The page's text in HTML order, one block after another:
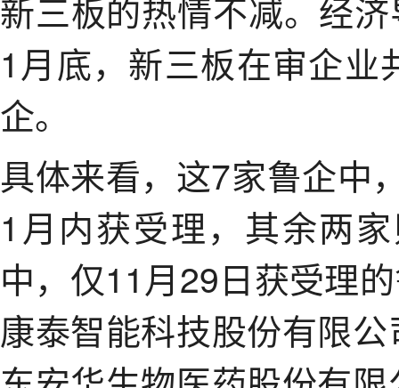
新三板的热情不减。经
1月底，新三板在审企
企。
具体来看，这7家鲁企中
1月内获受理，其余两
中，仅11月29日获受理
康泰智能科技股份有限